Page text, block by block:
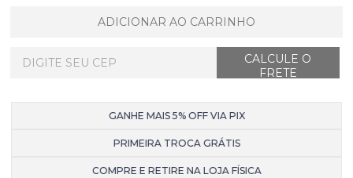
ADICIONAR AO CARRINHO
GANHE MAIS 5% OFF VIA PIX
PRIMEIRA TROCA GRÁTIS
COMPRE E RETIRE NA LOJA FÍSICA